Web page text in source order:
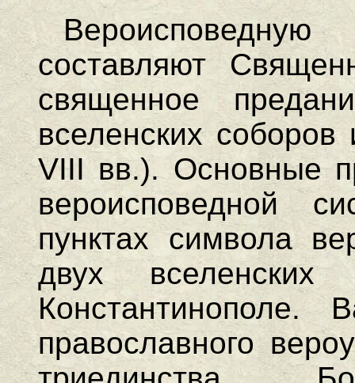
составляют
священное
вселенских
VIII вв.). Основные
вероисповедной
пунктах символа
двух
Константинополе.
православного